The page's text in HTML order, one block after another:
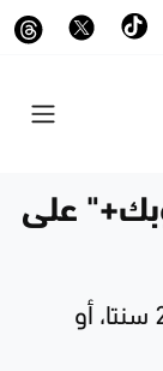
على
انخفضت العقود الآجلة لخام برنت 24 سنتا، أو